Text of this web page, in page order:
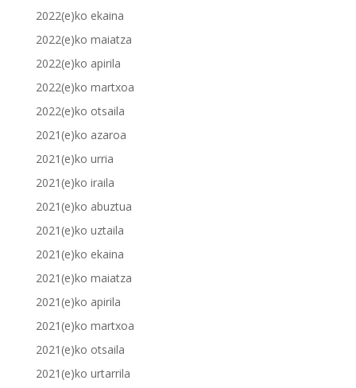
2022(e)ko ekaina
2022(e)ko maiatza
2022(e)ko apirila
2022(e)ko martxoa
2022(e)ko otsaila
2021(e)ko azaroa
2021(e)ko urria
2021(e)ko iraila
2021(e)ko abuztua
2021(e)ko uztaila
2021(e)ko ekaina
2021(e)ko maiatza
2021(e)ko apirila
2021(e)ko martxoa
2021(e)ko otsaila
2021(e)ko urtarrila